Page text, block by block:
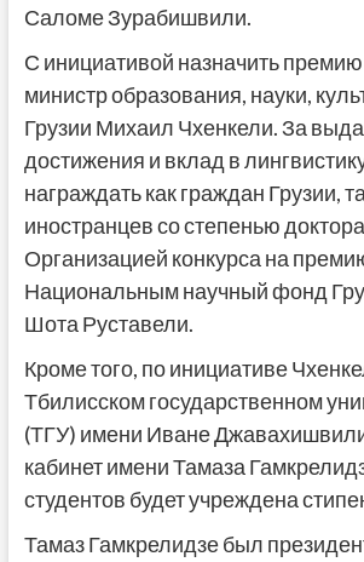
Саломе Зурабишвили.
С инициативой назначить
министр образования, науки,
Грузии Михаил Чхенкели. За
достижения и вклад в
награждать как граждан Грузии,
иностранцев со степенью
Организацией конкурса на
Национальным научный фонд
Шота Руставели.
Кроме того, по инициативе
Тбилисском государственном
(ТГУ) имени Иване
кабинет имени Тамаза
студентов будет учреждена
Тамаз Гамкрелидзе был